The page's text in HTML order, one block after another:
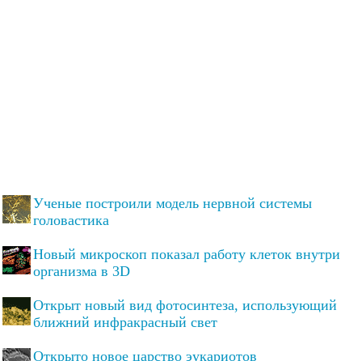
Ученые построили модель нервной системы
головастика
Новый микроскоп показал работу клеток внутри
организма в 3D
Открыт новый вид фотосинтеза, использующий
ближний инфракрасный свет
Открыто новое царство эукариотов